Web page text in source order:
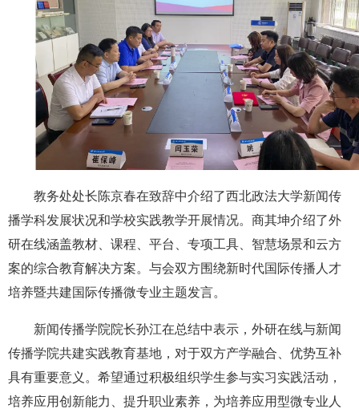
教务处处长陈京春在致辞中介绍了西北政法大学新闻传
播学科发展状况和学校实践教学开展情况。商其坤介绍了外
研在线涵盖教材、课程、平台、专项工具、智慧场景和云方
案的综合教育解决方案。与会双方围绕新时代国际传播人才
培养暨共建国际传播微专业主题发言。
新闻传播学院院长孙江在总结中表示，外研在线与新闻
传播学院共建实践教育基地，对于双方产学融合、优势互补
具有重要意义。希望通过积极组织学生参与实习实践活动，
培养应用创新能力、提升职业素养，为培养应用型微专业人